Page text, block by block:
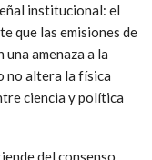
institucional: el
que las emisiones de
amenaza a la
no altera la física
ciencia y política
del consenso